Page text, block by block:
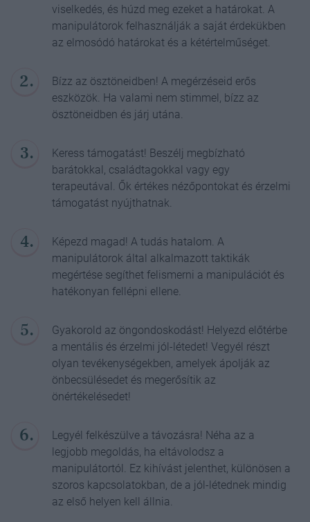
viselkedés, és húzd meg ezeket a határokat. A
manipulátorok felhasználják a saját érdekükben
az elmosódó határokat és a kétértelműséget.
Bízz az ösztöneidben! A megérzéseid erős
eszközök. Ha valami nem stimmel, bízz az
ösztöneidben és járj utána.
Keress támogatást! Beszélj megbízható
barátokkal, családtagokkal vagy egy
terapeutával. Ők értékes nézőpontokat és érzelmi
támogatást nyújthatnak.
Képezd magad! A tudás hatalom. A
manipulátorok által alkalmazott taktikák
megértése segíthet felismerni a manipulációt és
hatékonyan fellépni ellene.
Gyakorold az öngondoskodást! Helyezd előtérbe
a mentális és érzelmi jól-létedet! Vegyél részt
olyan tevékenységekben, amelyek ápolják az
önbecsülésedet és megerősítik az
önértékelésedet!
Legyél felkészülve a távozásra! Néha az a
legjobb megoldás, ha eltávolodsz a
manipulátortól. Ez kihívást jelenthet, különösen a
szoros kapcsolatokban, de a jól-létednek mindig
az első helyen kell állnia.